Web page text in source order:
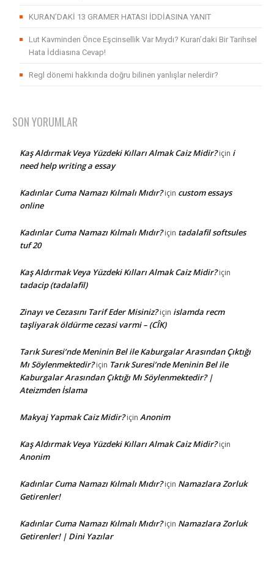
KURAN’DAKİ 13 GRAMER HATASI İDDİASINA YANIT
Lut Kavminden Önce Eşcinsellik Var Mıydı? Kuran’daki Bir Tarihsel
Hata İddiasına Cevap!
Regl dönemi hakkında doğru bilinen yanlışlar nelerdir?
SON YORUMLAR
Kaş Aldırmak Veya Yüzdeki Kılları Almak Caiz Midir?için i
need help writing a essay
Kadınlar Cuma Namazı Kılmalı Mıdır?için custom essays
online
Kadınlar Cuma Namazı Kılmalı Mıdır?için tadalafil softsules
tuf 20
Kaş Aldırmak Veya Yüzdeki Kılları Almak Caiz Midir?için
tadacip (tadalafil)
Zinayı ve Cezasını Tarif Eder Misiniz?için islamda recm
taşliyarak öldürme cezasi varmi – (CÎK)
Tarık Suresi’nde Meninin Bel ile Kaburgalar Arasından Çıktığı
Mı Söylenmektedir?için Tarık Suresi’nde Meninin Bel ile
Kaburgalar Arasından Çıktığı Mı Söylenmektedir? |
Ateizmden İslama
Makyaj Yapmak Caiz Midir?için Anonim
Kaş Aldırmak Veya Yüzdeki Kılları Almak Caiz Midir?için
Anonim
Kadınlar Cuma Namazı Kılmalı Mıdır?için Namazlara Zorluk
Getirenler!
Kadınlar Cuma Namazı Kılmalı Mıdır?için Namazlara Zorluk
Getirenler! | Dini Yazılar